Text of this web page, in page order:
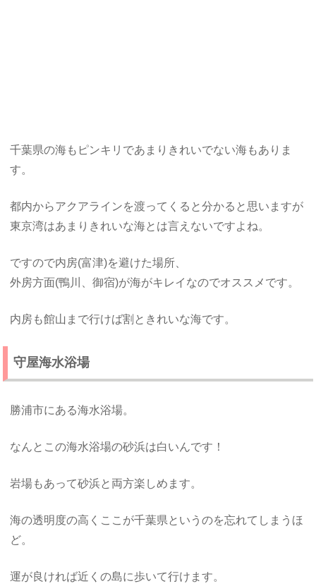
千葉県の海もピンキリであまりきれいでない海もありま
す。
都内からアクアラインを渡ってくると分かると思いますが
東京湾はあまりきれいな海とは言えないですよね。
ですので内房(富津)を避けた場所、
外房方面(鴨川、御宿)が海がキレイなのでオススメです。
内房も館山まで行けば割ときれいな海です。
守屋海水浴場
勝浦市にある海水浴場。
なんとこの海水浴場の砂浜は白いんです！
岩場もあって砂浜と両方楽しめます。
海の透明度の高くここが千葉県というのを忘れてしまうほ
ど。
運が良ければ近くの島に歩いて行けます。